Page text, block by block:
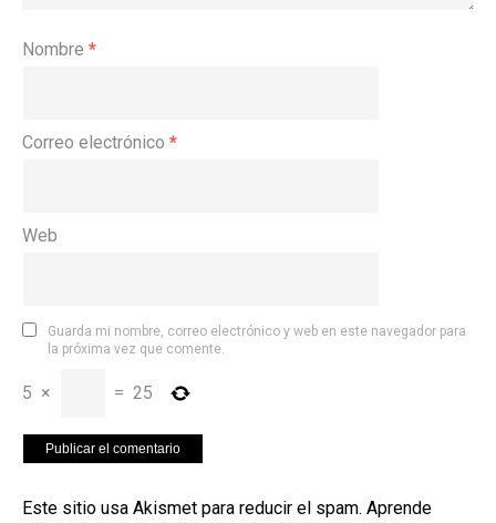
Nombre *
Correo electrónico *
Web
Guarda mi nombre, correo electrónico y web en este navegador para
la próxima vez que comente.
5 × = 25
Este sitio usa Akismet para reducir el spam. Aprende